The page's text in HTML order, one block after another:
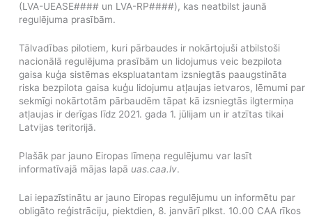
(LVA-UEASE#### un LVA-RP####), kas neatbilst jaunā
regulējuma prasībām.
Tālvadības pilotiem, kuri pārbaudes ir nokārtojuši atbilstoši
nacionālā regulējuma prasībām un lidojumus veic bezpilota
gaisa kuģa sistēmas ekspluatantam izsniegtās paaugstināta
riska bezpilota gaisa kuģu lidojumu atļaujas ietvaros, lēmumi par
sekmīgi nokārtotām pārbaudēm tāpat kā izsniegtās ilgtermiņa
atļaujas ir derīgas līdz 2021. gada 1. jūlijam un ir atzītas tikai
Latvijas teritorijā.
Plašāk par jauno Eiropas līmeņa regulējumu var lasīt
informatīvajā mājas lapā uas.caa.lv.
Lai iepazīstinātu ar jauno Eiropas regulējumu un informētu par
obligāto reģistrāciju, piektdien, 8. janvārī plkst. 10.00 CAA rīkos